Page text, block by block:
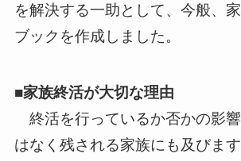
を解決する一助として、今般、
ブックを作成しました。
■家族終活が大切な理由
終活を行っているか否かの影
はなく残される家族にも及びます